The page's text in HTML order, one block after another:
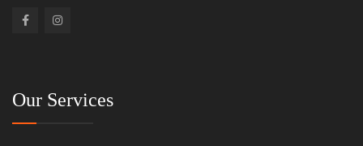
Our Services